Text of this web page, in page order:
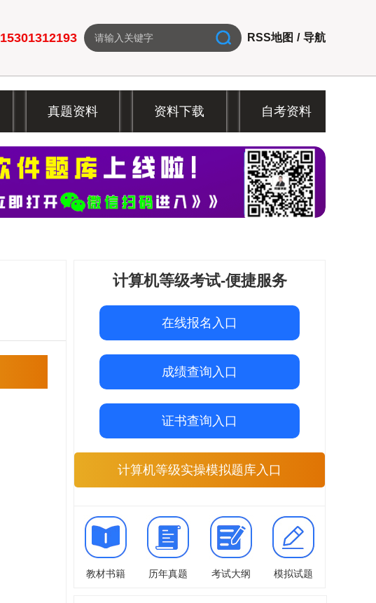
15301312193 RSS地图 / 导航
真题资料 资料下载 自考资料
计算机等级考试-便捷服务
在线报名入口
成绩查询入口
证书查询入口
计算机等级实操模拟题库入口
教材书籍 历年真题 考试大纲 模拟试题